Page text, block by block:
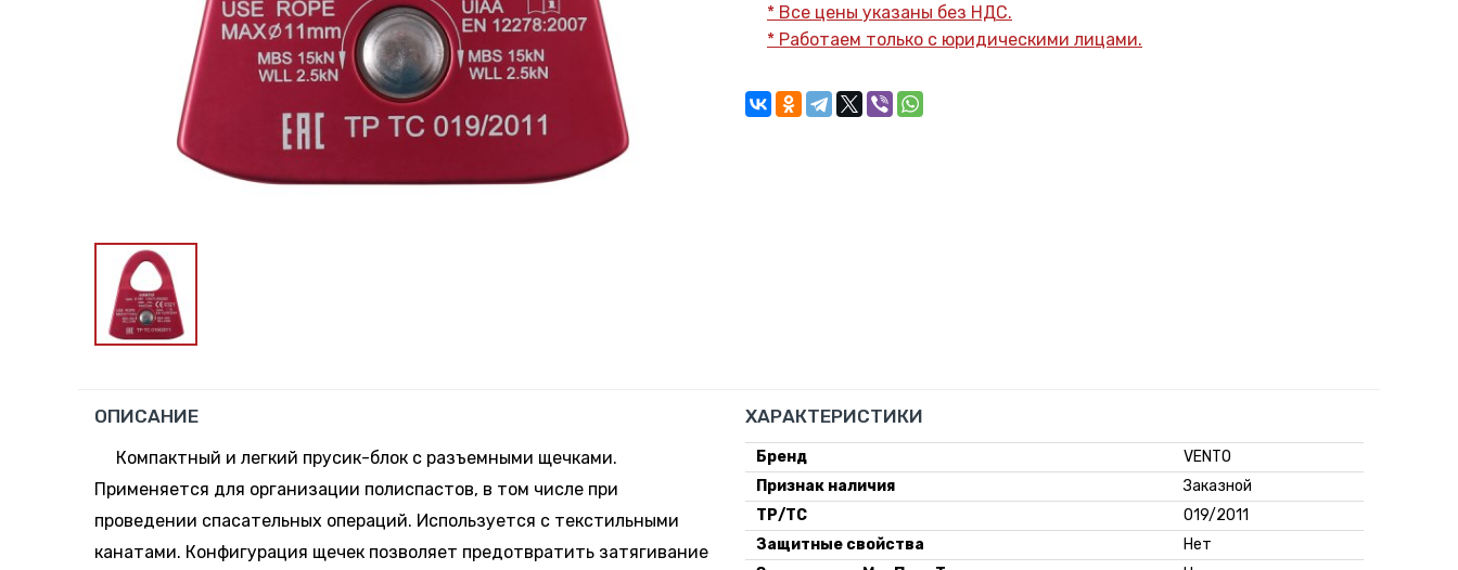
* Все цены указаны без НДС.
* Работаем только с юридическими лицами.
ОПИСАНИЕ
Компактный и легкий прусик-блок с разъемными щечками.
Применяется для организации полиспастов, в том числе при
проведении спасательных операций. Используется с текстильными
канатами. Конфигурация щечек позволяет предотвратить затягивание
ХАРАКТЕРИСТИКИ
Бренд
VENTO
Признак наличия
Заказной
ТР/ТС
019/2011
Защитные свойства
Нет